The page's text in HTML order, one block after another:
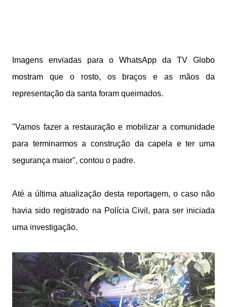
Imagens enviadas para o WhatsApp da TV Globo
mostram que o rosto, os braços e as mãos da
representação da santa foram queimados.
"Vamos fazer a restauração e mobilizar a comunidade
para terminarmos a construção da capela e ter uma
segurança maior", contou o padre.
Até a última atualização desta reportagem, o caso não
havia sido registrado na Polícia Civil, para ser iniciada
uma investigação.